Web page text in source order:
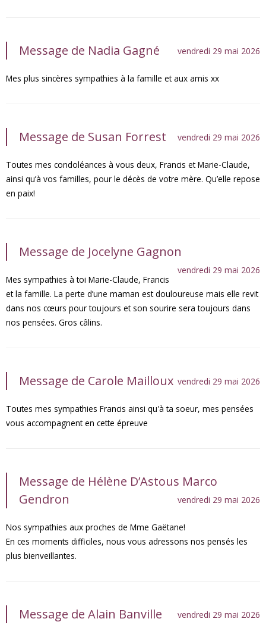
Message de Nadia Gagné vendredi 29 mai 2026
Mes plus sincères sympathies à la famille et aux amis xx
Message de Susan Forrest vendredi 29 mai 2026
Toutes mes condoléances à vous deux, Francis et Marie-Claude,
ainsi qu’à vos familles, pour le décès de votre mère. Qu’elle repose
en paix!
Message de Jocelyne Gagnon
vendredi 29 mai 2026
Mes sympathies à toi Marie-Claude, Francis
et la famille. La perte d’une maman est douloureuse mais elle revit
dans nos cœurs pour toujours et son sourire sera toujours dans
nos pensées. Gros câlins.
Message de Carole Mailloux vendredi 29 mai 2026
Toutes mes sympathies Francis ainsi qu'à ta soeur, mes pensées
vous accompagnent en cette épreuve
Message de Hélène D’Astous Marco
Gendron
vendredi 29 mai 2026
Nos sympathies aux proches de Mme Gaëtane!
En ces moments difficiles, nous vous adressons nos pensés les
plus bienveillantes.
Message de Alain Banville vendredi 29 mai 2026